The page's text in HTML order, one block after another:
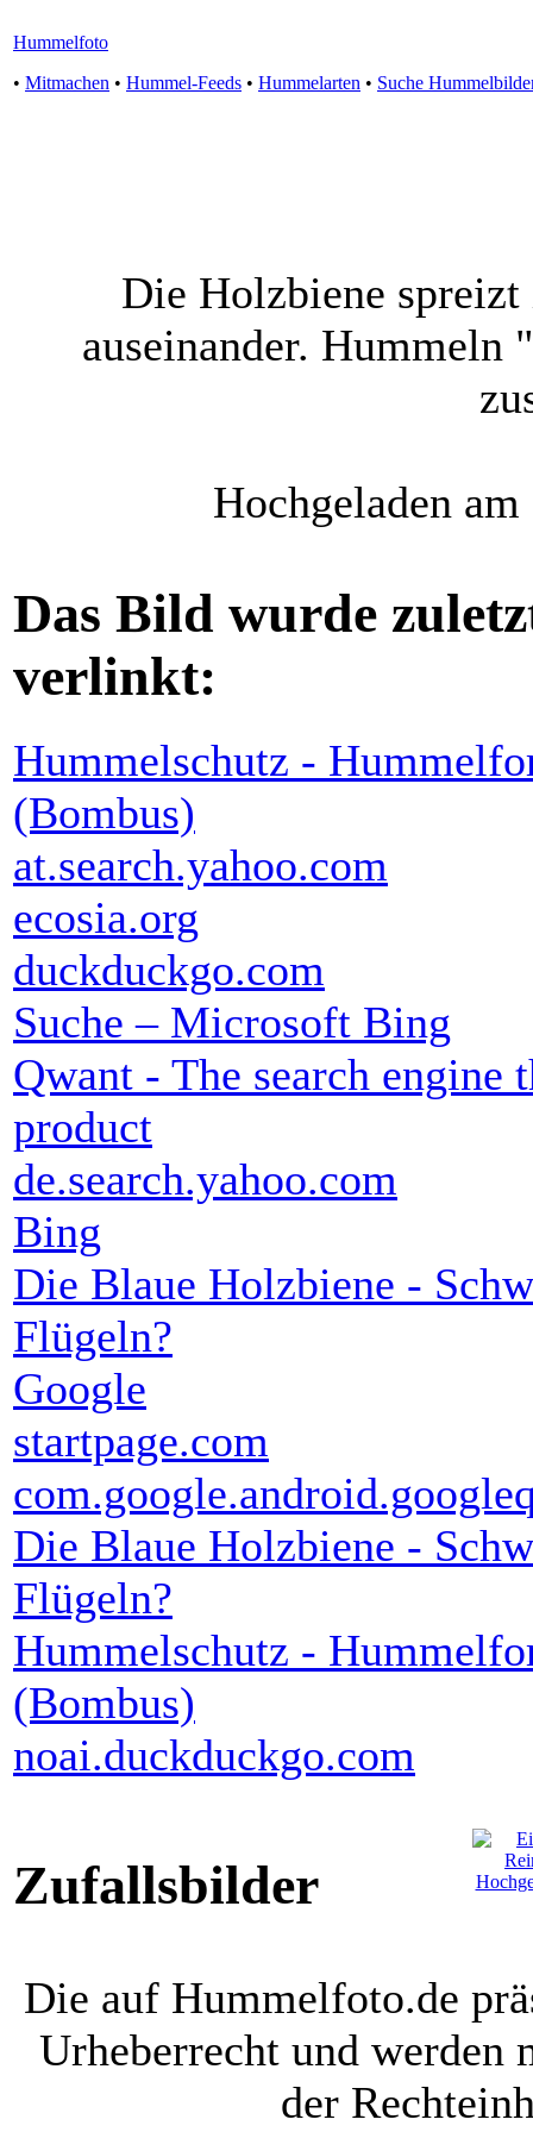
Hummelfoto
• Mitmachen • Hummel-Feeds • Hummelarten • Suche
Die Holzbiene
auseinander. Hummeln
Hochgeladen
Das Bild wurde
verlinkt:
Hummelschutz -
(Bombus)
at.search.yahoo.com
ecosia.org
duckduckgo.com
Suche – Microsoft Bing
Qwant - The search engine
product
de.search.yahoo.com
Bing
Die Blaue Holzbiene -
Flügeln?
Google
startpage.com
Die Blaue Holzbiene -
Flügeln?
Hummelschutz -
(Bombus)
noai.duckduckgo.com
Zufallsbilder
Die auf Hummelfoto.de
Urheberrecht und werden
der